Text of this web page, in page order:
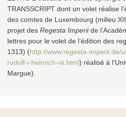
TRANSSCRIPT dont un volet réalise
des comtes de Luxembourg (milieu
projet des Regesta Imperiide
lettres pour le volet de l’édition des
1313) (http://www.regesta-imperii.de/
rudolf-i-heinrich-vii.html) réalisé à
Margue).